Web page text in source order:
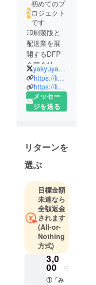
初めてのプ
ロジェクト
です
印刷製版と
配送業を展
開するDFP
合同会社の
軟式野球部
です。選手
は当社や協
力会社で業
ます。
・高松宮賜
杯第67回全
日本軟式野
球大会1部大
阪府予選 準
優勝
・第77回大
阪府春季軟
式野球大会
門真市代表
・第45回西
日本軟式野
yakyuyaro2019
https://liveuposaka.localinfo.jp/
https://lin.ee/12zH0Iq
メッセー
ジを送る
リターンを
選ぶ
目標金額
未達なら
全額返金
されます
(All-or-
Nothing
方式)
3,0
00 円
①「み